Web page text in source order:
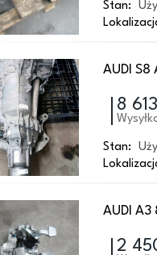
Stan:
AUDI S8
8
Stan:
AUDI A3
2